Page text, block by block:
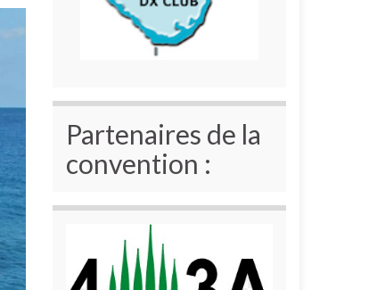
Partenaires de la
convention :